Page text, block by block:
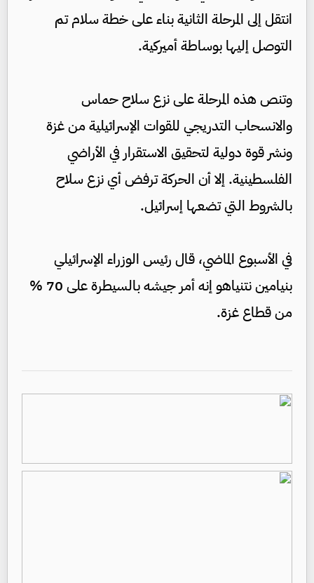
انتقل إلى المرحلة الثانية بناء على خطة سلام تم
التوصل إليها بوساطة أميركية.
وتنص هذه المرحلة على نزع سلاح حماس
والانسحاب التدريجي للقوات الإسرائيلية من غزة
ونشر قوة دولية لتحقيق الاستقرار في الأراضي
الفلسطينية. إلا أن الحركة ترفض أي نزع سلاح
بالشروط التي تضعها إسرائيل.
في الأسبوع الماضي، قال رئيس الوزراء الإسرائيلي
بنيامين نتنياهو إنه أمر جيشه بالسيطرة على 70 %
من قطاع غزة.